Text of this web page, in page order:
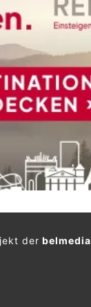
derbelmedia